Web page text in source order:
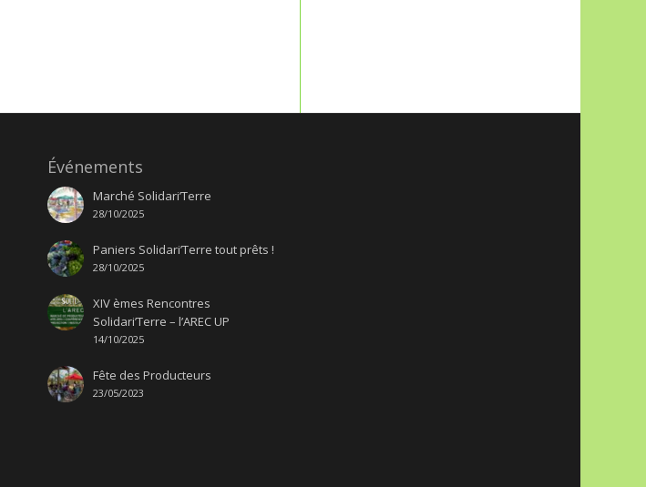
Événements
Marché Solidari’Terre
28/10/2025
Paniers Solidari’Terre tout prêts !
28/10/2025
XIV èmes Rencontres
Solidari’Terre – l’AREC UP
14/10/2025
Fête des Producteurs
23/05/2023